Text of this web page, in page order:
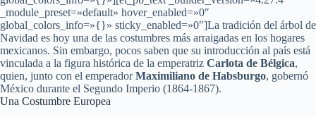
_module_preset=»default» hover_enabled=»0″
global_colors_info=»{}» sticky_enabled=»0″]La tradición del árbol de
Navidad es hoy una de las costumbres más arraigadas en los hogares
mexicanos. Sin embargo, pocos saben que su introducción al país está
vinculada a la figura histórica de la emperatriz Carlota de Bélgica,
quien, junto con el emperadorMaximiliano de Habsburgo, gobernó
México durante el Segundo Imperio (1864-1867).
Una Costumbre Europea